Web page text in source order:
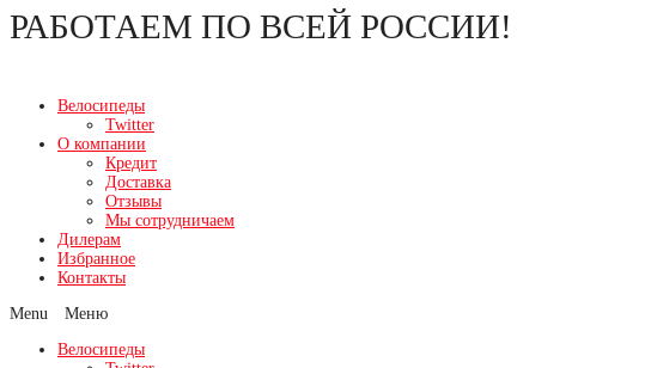
Перейти
к
РАБОТАЕМ ПО ВСЕЙ РОССИИ!
Велосипеды
Twitter
О компании
Кредит
Доставка
Отзывы
Мы сотрудничаем
Дилерам
Избранное
Контакты
Menu
Велосипеды